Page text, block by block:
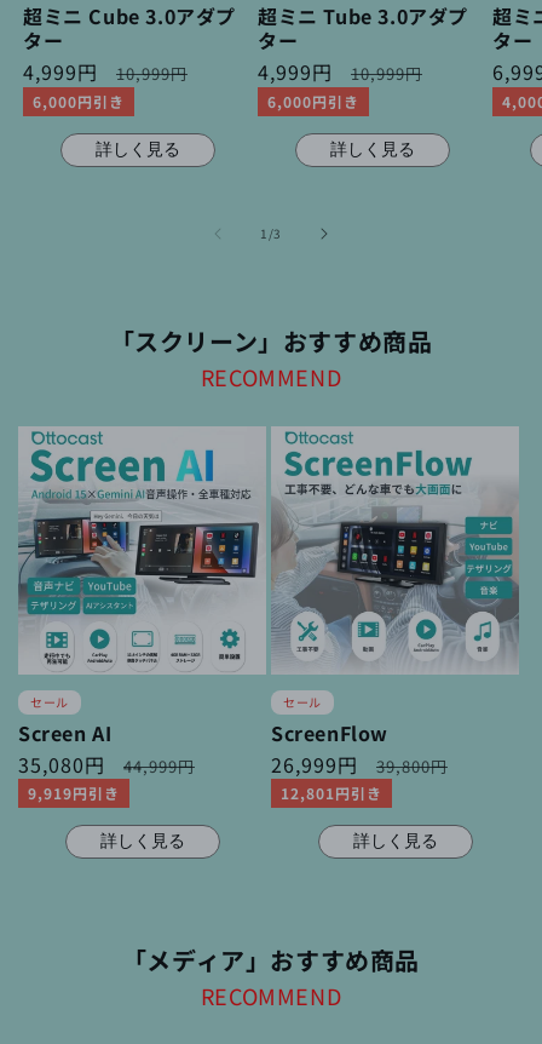
超ミニ Cube 3.0アダプ
ター
セ
ー
ル
4,999円
通
常
価
格
10,999円
6,000円引き
詳しく見る
超ミニ Tube 3.0アダプ
ター
セ
ー
ル
4,999円
通
常
価
格
10,999円
6,000円引き
詳しく見る
超ミ
ター
セ
ー
ル
1 /の
3
「スクリーン」おすすめ商品
RECOMMEND
セール
Screen AI
セ
ー
ル
35,080円
通
価
格
44,999円
9,919円引き
詳しく見る
セール
ScreenFlow
セ
ー
ル
26,999円
通
常
価
格
39,800円
12,801円引き
詳しく見る
「メディア」おすすめ商品
RECOMMEND